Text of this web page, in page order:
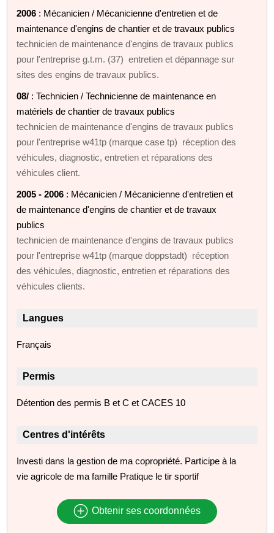
2006 : Mécanicien / Mécanicienne d'entretien et de
maintenance d'engins de chantier et de travaux publics
technicien de maintenance d'engins de travaux publics
pour l'entreprise g.t.m. (37) entretien et dépannage sur
sites des engins de travaux publics.
08/ : Technicien / Technicienne de maintenance en
matériels de chantier de travaux publics
technicien de maintenance d'engins de travaux publics
pour l'entreprise w41tp (marque case tp) réception des
véhicules, diagnostic, entretien et réparations des
véhicules client.
2005 - 2006 : Mécanicien / Mécanicienne d'entretien et
de maintenance d'engins de chantier et de travaux
publics
technicien de maintenance d'engins de travaux publics
pour l'entreprise w41tp (marque doppstadt) réception
des véhicules, diagnostic, entretien et réparations des
véhicules clients.
Langues
Français
Permis
Détention des permis B et C et CACES 10
Centres d'intérêts
Investi dans la gestion de ma copropriété. Participe à la
vie agricole de ma famille Pratique le tir sportif
Obtenir ses coordonnées